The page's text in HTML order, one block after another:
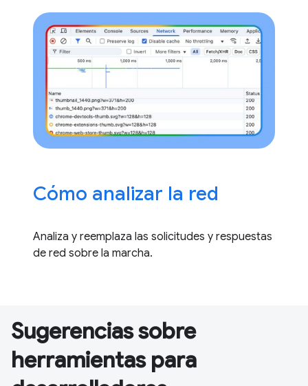
Cómo analizar la red
Analiza y reemplaza las solicitudes y respuestas
de red sobre la marcha.
Sugerencias sobre
herramientas para